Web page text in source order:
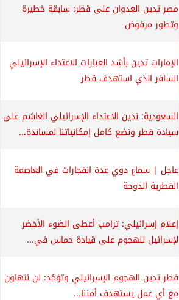
مصر تدين العدوان على قطر: سابقة خطيرة
وتطور مرفوض
الإمارات تدين بأشد العبارات الاعتداء الإسرائيلي
السافر الذي استهدف قطر
السعودية: ندين الاعتداء الإسرائيلي الغاشم على
سيادة قطر ونضع كامل إمكانياتنا لمساندة...
عاجل | سماع دوي عدة انفجارات في العاصمة
القطرية الدوحة
إعلام إسرائيلي: ترامب أعطى الضوء الأخضر
لإسرائيل للهجوم على قيادة حماس في...
قطر تدين الهجوم الإسرائيلي وتؤكد: لن نتهاون
مع أي عمل يستهدف أمننا...